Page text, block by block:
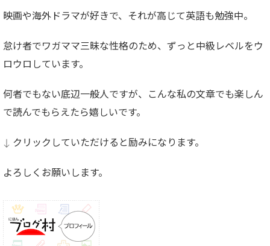
映画や海外ドラマが好きで、それが高じて英語も勉強中。
怠け者でワガママ三昧な性格のため、ずっと中級レベルをウ
ロウロしています。
何者でもない底辺一般人ですが、こんな私の文章でも楽しん
で読んでもらえたら嬉しいです。
↓ クリックしていただけると励みになります。
よろしくお願いします。